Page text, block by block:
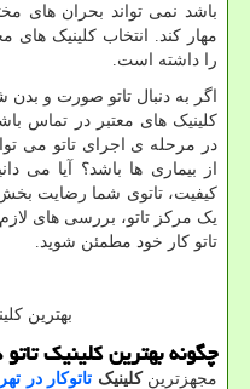
باشد نمی تواند بحران های
مهار کند. انتخاب کلینیک
را داشته است.
اگر به دنبال تاتو صورت و بدن
کلینیک های معتبر در تماس
در مرحله ی اجرای تاتو می
از بیماری ها باشد؟ آیا می
کیفیت، تاتوی شما رضایت بخش
یک مرکز تاتو، بررسی های
تاتو کار خود مطمئن شوید.
بهترین
چگونه بهترین کلینیک
مجهزترینکلینیک تاتوکار در